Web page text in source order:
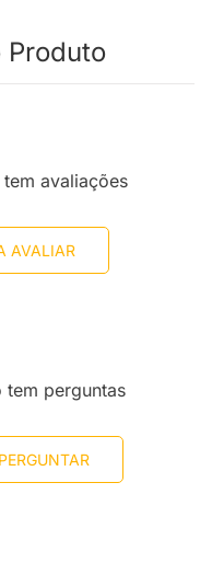
Produto
avaliações
AVALIAR
tem perguntas